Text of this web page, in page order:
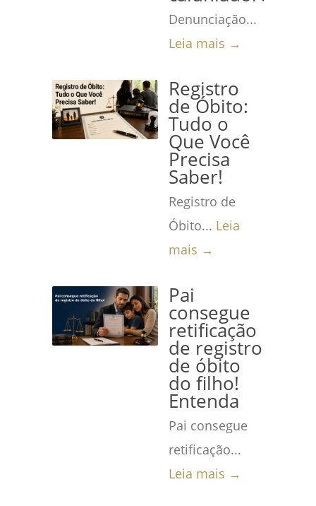
Denunciação...
Leia mais →
Registro
de Óbito:
Tudo o
Que Você
Precisa
Saber!
Registro de
Óbito... Leia
mais →
Pai
consegue
retificação
de registro
de óbito
do filho!
Entenda
Pai consegue
retificação...
Leia mais →